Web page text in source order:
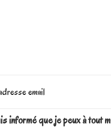
informé que je peux à